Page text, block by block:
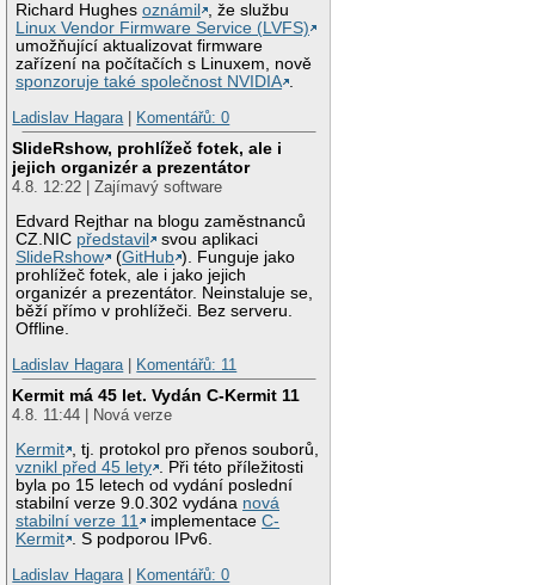
Richard Hughesoznámil
, že službu
Linux Vendor Firmware Service (LVFS)
umožňující aktualizovat firmware
zařízení na počítačích s Linuxem, nově
sponzoruje také společnost NVIDIA .
Ladislav Hagara | Komentářů: 0
SlideRshow, prohlížeč fotek, ale i
jejich organizér a prezentátor
4.8. 12:22 | Zajímavý software
Edvard Rejthar na blogu zaměstnanců
CZ.NIC představil
svou aplikaci
SlideRshow
(GitHub ). Funguje jako
prohlížeč fotek, ale i jako jejich
organizér a prezentátor. Neinstaluje se,
běží přímo v prohlížeči. Bez serveru.
Offline.
Ladislav Hagara | Komentářů: 11
Kermit má 45 let. Vydán C-Kermit 11
4.8. 11:44 | Nová verze
Kermit , tj. protokol pro přenos souborů,
vznikl před 45 lety . Při této příležitosti
byla po 15 letech od vydání poslední
stabilní verze 9.0.302 vydána nová
stabilní verze 11
implementaceC-
Kermit . S podporou IPv6.
Ladislav Hagara | Komentářů: 0